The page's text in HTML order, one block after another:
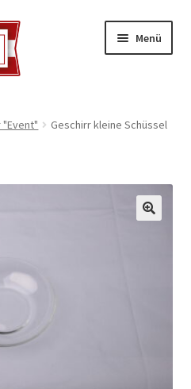
Menü
"Event"
Geschirr kleine Schüssel